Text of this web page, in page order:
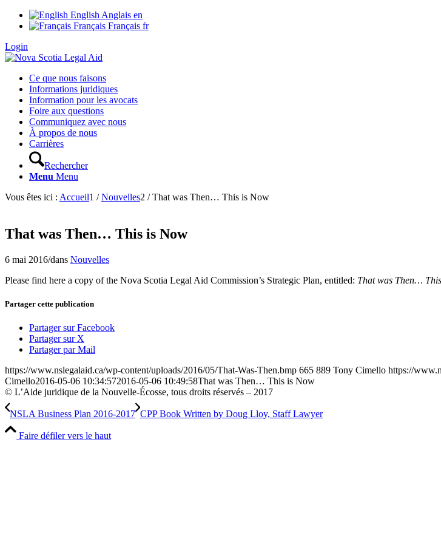
English Anglais en
Français Français fr
Login
Ce que nous faisons
Informations juridiques
Information pour les avocats
Foire aux questions
Communiquez avec nous
À propos de nous
Carrières
Rechercher
Menu Menu
Vous êtes ici : Accueil1 / Nouvelles2 / That was Then… This is Now
That was Then… This is Now
6 mai 2016/dans Nouvelles
Please find here a copy of the Nova Scotia Legal Aid Commission’s Strategic Plan, entitled: That was Then…
Partager cette publication
Partager sur Facebook
Partager sur X
Partager par Mail
https://www.nslegalaid.ca/wp-content/uploads/2016/05/That-Was-Then.bmp 665 889 Tony Cimello https://
Cimello2016-05-06 10:34:572016-05-06 10:49:58That was Then… This is Now
© L’Aide juridique de la Nouvelle-Écosse, tous droits réservés – 2017
NSLA Business Plan 2016-2017 CPP Book Written by Doug Lloy, Staff Lawyer
Faire défiler vers le haut